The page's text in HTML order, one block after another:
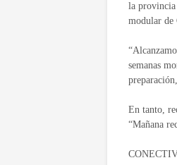
la provincia
modular de
semanas
En tanto,
“Mañana